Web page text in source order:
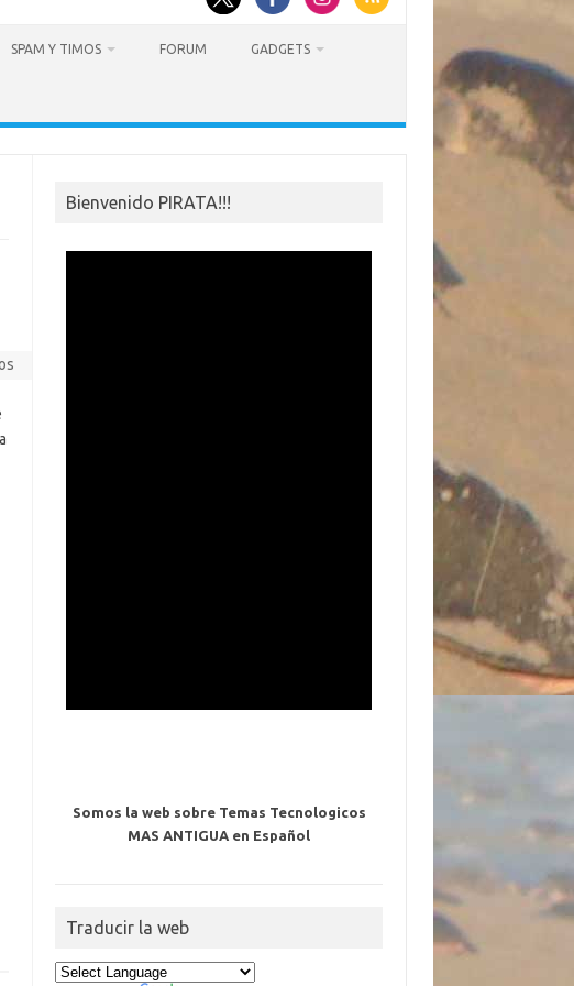
SPAM Y TIMOS FORUM GADGETS
Bienvenido PIRATA!!!
Somos la web sobre Temas Tecnologicos
MAS ANTIGUA en Español
Traducir la web